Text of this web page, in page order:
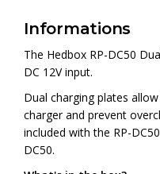
Informations
The Hedbox RP-DC50
DC 12V input.
Dual charging plates
charger and prevent
included with the RP-
DC50.